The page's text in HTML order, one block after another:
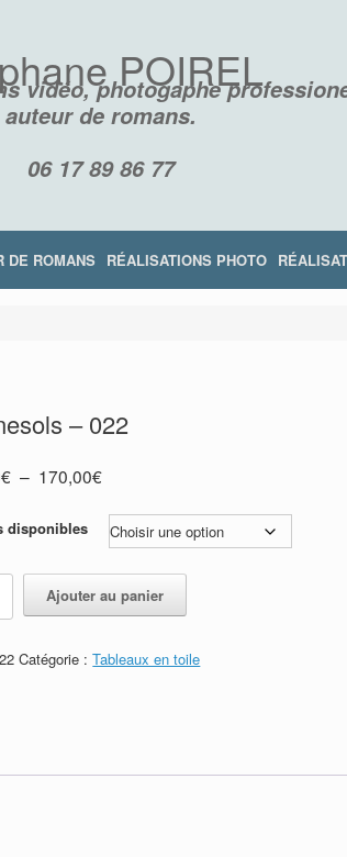
POIREL
vidéo, photogaphe
auteur de romans.
06 17 89 86 77
DE ROMANS RÉALISATIONS PHOTO
– 022
€ – 170,00€Plage
prix :
110,00€
à
170,00€
disponibles
Ajouter au panier
Catégorie :Tableaux en toile
les 3
Refonte de la